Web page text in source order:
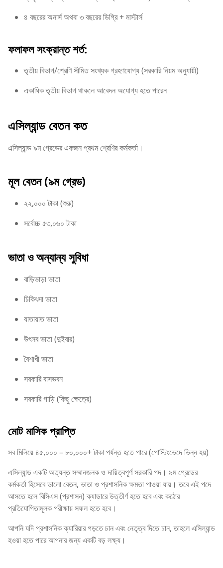
৪ বছরের অনার্স অথবা ৩ বছরের ডিগ্রি + মাস্টার্স
ফলাফল সংক্রান্ত শর্ত:
তৃতীয় বিভাগ/শ্রেণি সীমিত সংখ্যক গ্রহণযোগ্য (সরকারি নিয়ম অনুযায়ী)
একাধিক তৃতীয় বিভাগ থাকলে আবেদন অযোগ্য হতে পারেন
এসিল্যান্ড বেতন কত
এসিল্যান্ড ৯ম গ্রেডের একজন প্রথম শ্রেণির কর্মকর্তা।
মূল বেতন (৯ম গ্রেড)
২২,০০০ টাকা (শুরু)
সর্বোচ্চ ৫৩,০৬০ টাকা
ভাতা ও অন্যান্য সুবিধা
বাড়িভাড়া ভাতা
চিকিৎসা ভাতা
যাতায়াত ভাতা
উৎসব ভাতা (দুইবার)
বৈশাখী ভাতা
সরকারি বাসভবন
সরকারি গাড়ি (কিছু ক্ষেত্রে)
মোট মাসিক প্রাপ্তি
সব মিলিয়ে ৪৫,০০০ – ৮০,০০০+ টাকা পর্যন্ত হতে পারে (পোস্টিংভেদে ভিন্ন হয়)
এসিল্যান্ড একটি অত্যন্ত সম্মানজনক ও দায়িত্বপূর্ণ সরকারি পদ। ৯ম গ্রেডের
কর্মকর্তা হিসেবে ভালো বেতন, ভাতা ও প্রশাসনিক ক্ষমতা পাওয়া যায়। তবে এই পদে
আসতে হলে বিসিএস (প্রশাসন) ক্যাডারে উত্তীর্ণ হতে হবে এবং কঠোর
প্রতিযোগিতামূলক পরীক্ষায় সফল হতে হবে।
আপনি যদি প্রশাসনিক ক্যারিয়ার গড়তে চান এবং নেতৃত্ব দিতে চান, তাহলে এসিল্যান্ড
হওয়া হতে পারে আপনার জন্য একটি বড় লক্ষ্য।